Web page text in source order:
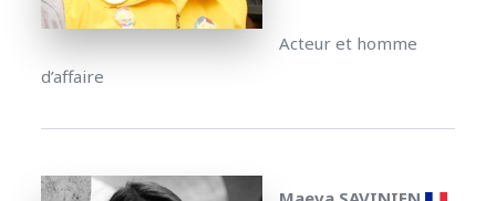
Acteur et homme
d’affaire